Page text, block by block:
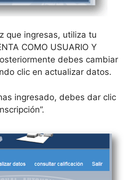
que ingresas, utiliza tu
COMO USUARIO Y
debes cambiar
clic en actualizar datos.
ingresado, debes dar clic